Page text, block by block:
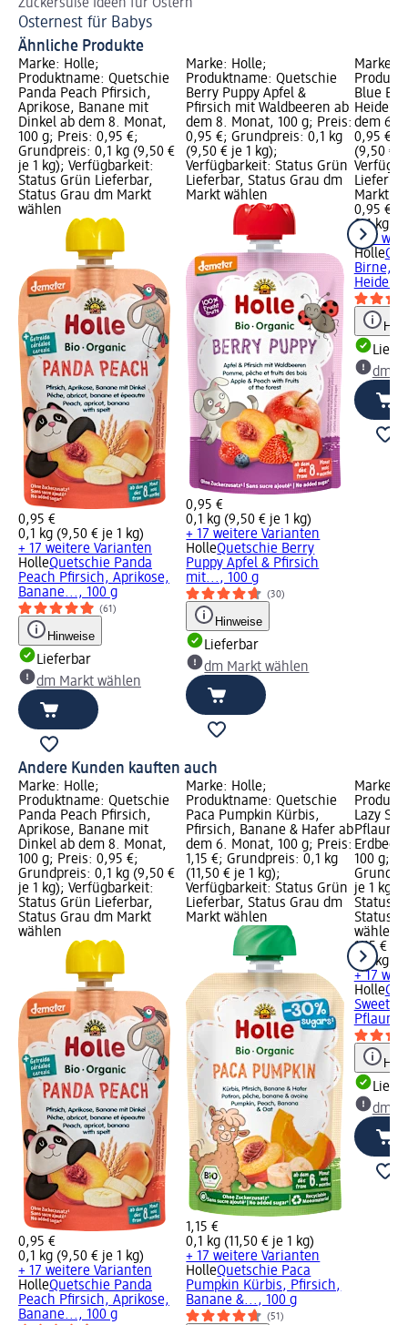
Zuckersüße Ideen für Ostern
Osternest für Babys
Ähnliche Produkte
Marke: Holle;
Produktname: Quetschie
Panda Peach Pfirsich,
Aprikose, Banane mit
Dinkel ab dem 8. Monat,
100 g; Preis: 0,95 €;
Grundpreis: 0,1 kg (9,50 €
je 1 kg); Verfügbarkeit:
Status Grün Lieferbar,
Status Grau dm Markt
wählen
0,95 €
0,1 kg (9,50 € je 1 kg)
+ 17 weitere Varianten
HolleQuetschie Panda
Peach Pfirsich, Aprikose,
Banane..., 100 g
(61)
Hinweise
Lieferbar
dm Markt wählen
Marke: Holle;
Produktname: Quetschie
Berry Puppy Apfel &
Pfirsich mit Waldbeeren ab
dem 8. Monat, 100 g; Preis:
0,95 €; Grundpreis: 0,1 kg
(9,50 € je 1 kg);
Verfügbarkeit: Status Grün
Lieferbar, Status Grau dm
Markt wählen
0,95 €
0,1 kg (9,50 € je 1 kg)
+ 17 weitere Varianten
HolleQuetschie Berry
Puppy Apfel & Pfirsich
mit..., 100 g
(30)
Hinweise
Lieferbar
dm Markt wählen
Marke:
Blue
dem 6.
0,95 €;
(9,50 €
Markt
0,95 €
0,1 kg
+ 17
Holle
Birne,
dm
Andere Kunden kauften auch
Marke: Holle;
Produktname: Quetschie
Panda Peach Pfirsich,
Aprikose, Banane mit
Dinkel ab dem 8. Monat,
100 g; Preis: 0,95 €;
Grundpreis: 0,1 kg (9,50 €
je 1 kg); Verfügbarkeit:
Status Grün Lieferbar,
Status Grau dm Markt
wählen
0,95 €
0,1 kg (9,50 € je 1 kg)
+ 17 weitere Varianten
HolleQuetschie Panda
Peach Pfirsich, Aprikose,
Banane..., 100 g
Marke: Holle;
Produktname: Quetschie
Paca Pumpkin Kürbis,
Pfirsich, Banane & Hafer ab
dem 6. Monat, 100 g; Preis:
1,15 €; Grundpreis: 0,1 kg
(11,50 € je 1 kg);
Verfügbarkeit: Status Grün
Lieferbar, Status Grau dm
Markt wählen
1,15 €
0,1 kg (11,50 € je 1 kg)
+ 17 weitere Varianten
HolleQuetschie Paca
Pumpkin Kürbis, Pfirsich,
Banane &..., 100 g
(51)
Marke:
Lazy
100 g;
je 1 kg);
Status
Status
wählen
1,15 €
0,1 kg
+ 17
Holle
dm